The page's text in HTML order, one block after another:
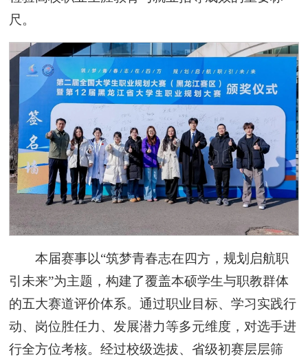
尺。
本届赛事以“筑梦青春志在四方，规划启航职
引未来”为主题，构建了覆盖本硕学生与职教群体
的五大赛道评价体系。通过职业目标、学习实践行
动、岗位胜任力、发展潜力等多元维度，对选手进
行全方位考核。经过校级选拔、省级初赛层层筛